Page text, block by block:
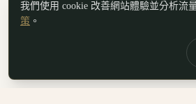
我們使用 cookie 改善網站體驗並分析流
策 。